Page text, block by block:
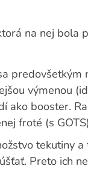
na nej bola
predovšetkým
výmenou
ako booster.
froté (s
tekutiny
Preto ich